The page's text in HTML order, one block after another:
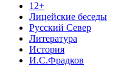
12+
Лицейские беседы
Русский Север
Литература
История
И.С.Фрадков